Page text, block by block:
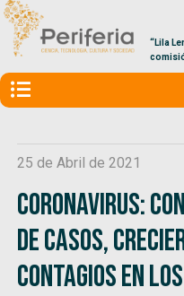
“Lila
25 de Abril de 2021
Coronavirus:
de casos,
contagios en